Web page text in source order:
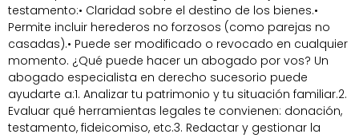
testamento:• Claridad sobre el destino de los bienes.•
Permite incluir herederos no forzosos (como parejas no
casadas).• Puede ser modificado o revocado en cualquier
momento. ¿Qué puede hacer un abogado por vos? Un
abogado especialista en derecho sucesorio puede
ayudarte a:1. Analizar tu patrimonio y tu situación familiar.2.
Evaluar qué herramientas legales te convienen: donación,
testamento, fideicomiso, etc.3. Redactar y gestionar la